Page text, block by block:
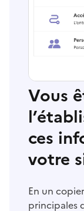
Vous
ces
votre
En un
principales